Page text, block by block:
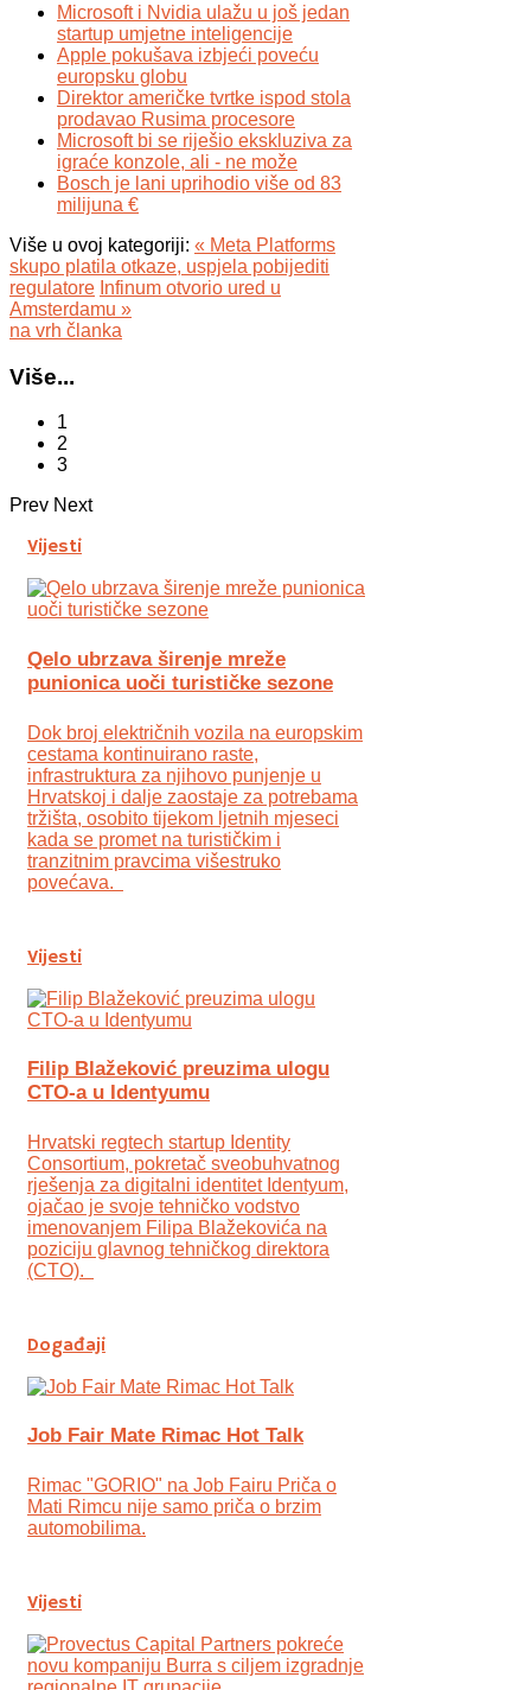
Microsoft i Nvidia ulažu u još jedan
startup umjetne inteligencije
Apple pokušava izbjeći poveću
europsku globu
Direktor američke tvrtke ispod stola
prodavao Rusima procesore
Microsoft bi se riješio ekskluziva za
igraće konzole, ali - ne može
Bosch je lani uprihodio više od 83
milijuna €
Više u ovoj kategoriji: « Meta Platforms
skupo platila otkaze, uspjela pobijediti
regulatore Infinum otvorio ured u
Amsterdamu »
na vrh članka
Više...
1
2
3
Prev Next
Vijesti
Qelo ubrzava širenje mreže
punionica uoči turističke sezone
Dok broj električnih vozila na europskim
cestama kontinuirano raste,
infrastruktura za njihovo punjenje u
Hrvatskoj i dalje zaostaje za potrebama
tržišta, osobito tijekom ljetnih mjeseci
kada se promet na turističkim i
tranzitnim pravcima višestruko
povećava.
Vijesti
Filip Blažeković preuzima ulogu
CTO-a u Identyumu
Hrvatski regtech startup Identity
Consortium, pokretač sveobuhvatnog
rješenja za digitalni identitet Identyum,
ojаčao je svoje tehničko vodstvo
imenovanjem Filipa Blažekovića na
poziciju glavnog tehničkog direktora
(CTO).
Događaji
Job Fair Mate Rimac Hot Talk
Rimac "GORIO" na Job Fairu Priča o
Mati Rimcu nije samo priča o brzim
automobilima.
Vijesti